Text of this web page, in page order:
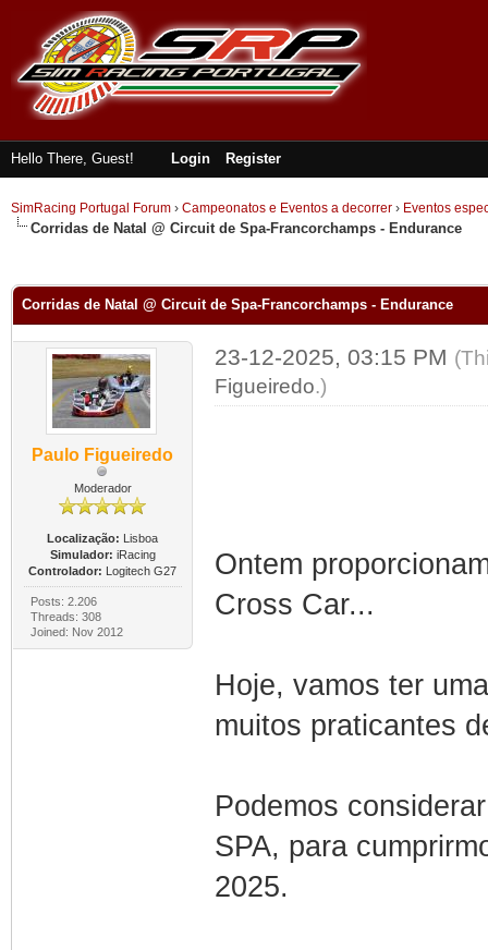
Hello There, Guest! Login Register
SimRacing Portugal Forum › Campeonatos e Eventos a decorrer › Eventos
Corridas de Natal @ Circuit de Spa-Francorchamps - Endurance
Corridas de Natal @ Circuit de Spa-Francorchamps - Endurance
Paulo Figueiredo
Moderador
Localização: Lisboa
Simulador: iRacing
Controlador: Logitech G27
Posts: 2.206
Threads: 308
Joined: Nov 2012
23-12-2025, 03:15 PM
Figueiredo.)
Ontem
Cross Car...
Hoje, vamos ter
muitos praticantes
Podemos
SPA, para
2025.